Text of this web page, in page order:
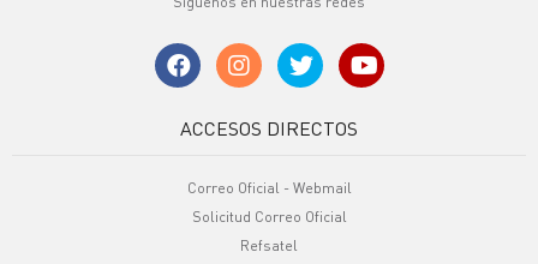
ACCESOS DIRECTOS
Correo Oficial - Webmail
Solicitud Correo Oficial
Refsatel